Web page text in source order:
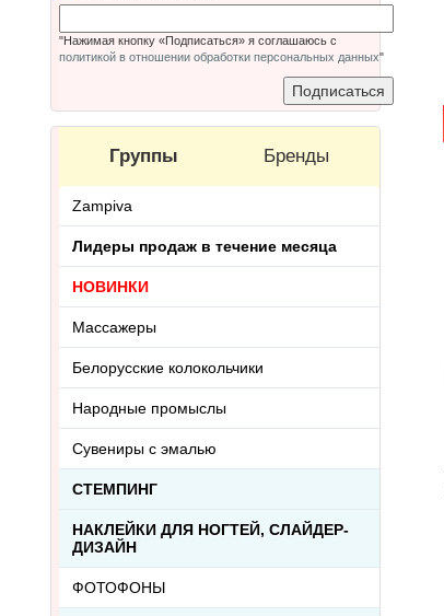
"Нажимая кнопку «Подписаться» я соглашаюсь с
политикой в отношении обработки персональных данных"
Группы Бренды
Zampiva
Лидеры продаж в течение месяца
НОВИНКИ
Массажеры
Белорусские колокольчики
Народные промыслы
Сувениры с эмалью
СТЕМПИНГ
НАКЛЕЙКИ ДЛЯ НОГТЕЙ, СЛАЙДЕР-
ДИЗАЙН
ФОТОФОНЫ